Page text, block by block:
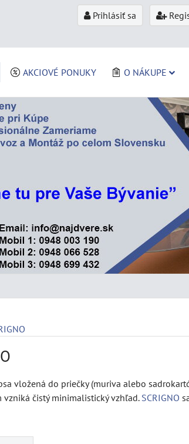
Prihlásiť sa
AKCIOVÉ PONUKY O NÁKUPE
vložená do priečky (muriva alebo
čistý minimalistický vzhľad. SCRIGNO